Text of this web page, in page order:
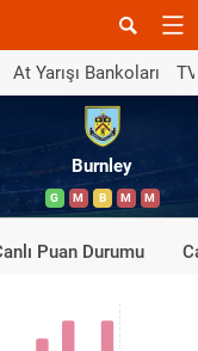
At Yarışı Bankoları
Burnley
G M B M M
Puan Durumu